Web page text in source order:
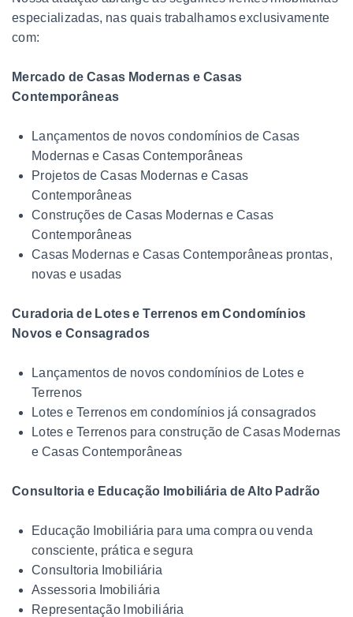
especializadas, nas quais trabalhamos exclusivamente
com:
Mercado de Casas Modernas e Casas
Contemporâneas
Lançamentos de novos condomínios de Casas
Modernas e Casas Contemporâneas
Projetos de Casas Modernas e Casas
Contemporâneas
Construções de Casas Modernas e Casas
Contemporâneas
Casas Modernas e Casas Contemporâneas prontas,
novas e usadas
Curadoria de Lotes e Terrenos em Condomínios
Novos e Consagrados
Lançamentos de novos condomínios de Lotes e
Terrenos
Lotes e Terrenos em condomínios já consagrados
Lotes e Terrenos para construção de Casas Modernas
e Casas Contemporâneas
Consultoria e Educação Imobiliária de Alto Padrão
Educação Imobiliária para uma compra ou venda
consciente, prática e segura
Consultoria Imobiliária
Assessoria Imobiliária
Representação Imobiliária